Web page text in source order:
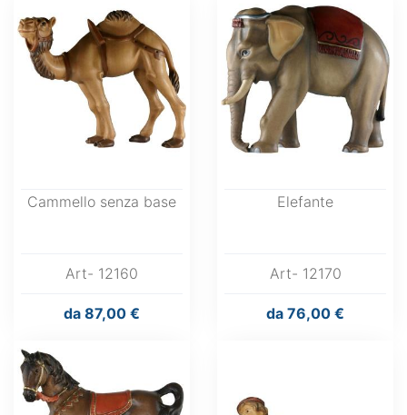
Cammello senza base
Art- 12160
da 87,00 €
Elefante
Art- 12170
da 76,00 €